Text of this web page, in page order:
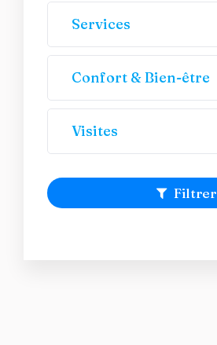
Services
Confort & Bien-être
Visites
Filtrer